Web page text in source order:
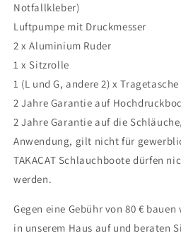
Notfallkleber)
Luftpumpe mit Druckmesser
2 x Aluminium Ruder
1 x Sitzrolle
1 (L und G, andere 2) x Tragetasche
2 Jahre Garantie auf
2 Jahre Garantie auf die
Anwendung, gilt nicht für
TAKACAT Schlauchboote dürfen
werden.
Gegen eine Gebühr von 80 €
in unserem Haus auf und beraten